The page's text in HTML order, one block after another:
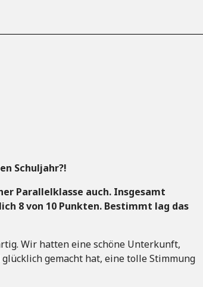
Schuljahr?!
Parallelklasse auch. Insgesamt
8 von 10 Punkten. Bestimmt lag das
Wir hatten eine schöne Unterkunft,
gemacht hat, eine tolle Stimmung